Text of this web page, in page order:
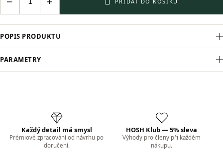
POPIS PRODUKTU
PARAMETRY
Každý detail má smysl
Prémiové zpracování od návrhu po
doručení.
HOSH Klub — 5% sleva
Výhody pro členy při každém
nákupu.